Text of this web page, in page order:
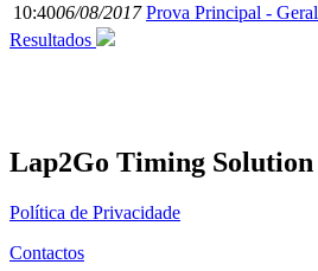
10:4006/08/2017 Prova Principal - Geral
Resultados
Lap2Go Timing Solution
Política de Privacidade
Contactos